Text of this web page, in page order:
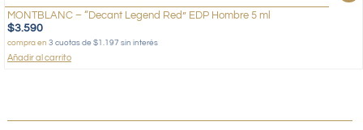
MONTBLANC – “Decant Legend Red” EDP Hombre 5 ml
$3.590
compra en 3 cuotas de $1.197 sin interés
Añadir al carrito